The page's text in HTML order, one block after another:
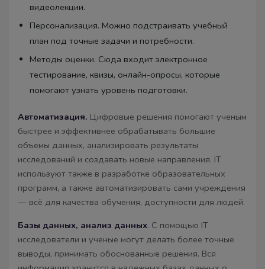
видеолекции.
Персонализация. Можно подстраивать учебный
план под точные задачи и потребности.
Методы оценки. Сюда входит электронное
тестирование, квизы, онлайн-опросы, которые
помогают узнать уровень подготовки.
Автоматизация. Цифровые решения помогают ученым
быстрее и эффективнее обрабатывать большие
объемы данных, анализировать результаты
исследований и создавать новые направления. IT
используют также в разработке образовательных
программ, а также автоматизировать сами учреждения
— всё для качества обучения, доступности для людей.
Базы данных, анализ данных. С помощью IT
исследователи и ученые могут делать более точные
выводы, принимать обоснованные решения. Вся